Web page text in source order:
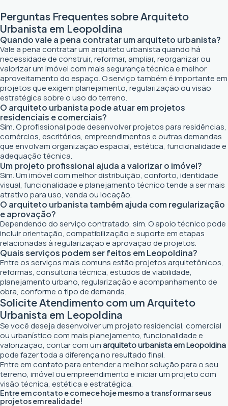
Perguntas Frequentes sobre Arquiteto
Urbanista em Leopoldina
Quando vale a pena contratar um arquiteto urbanista?
Vale a pena contratar um arquiteto urbanista quando há
necessidade de construir, reformar, ampliar, reorganizar ou
valorizar um imóvel com mais segurança técnica e melhor
aproveitamento do espaço. O serviço também é importante em
projetos que exigem planejamento, regularização ou visão
estratégica sobre o uso do terreno.
O arquiteto urbanista pode atuar em projetos
residenciais e comerciais?
Sim. O profissional pode desenvolver projetos para residências,
comércios, escritórios, empreendimentos e outras demandas
que envolvam organização espacial, estética, funcionalidade e
adequação técnica.
Um projeto profissional ajuda a valorizar o imóvel?
Sim. Um imóvel com melhor distribuição, conforto, identidade
visual, funcionalidade e planejamento técnico tende a ser mais
atrativo para uso, venda ou locação.
O arquiteto urbanista também ajuda com regularização
e aprovação?
Dependendo do serviço contratado, sim. O apoio técnico pode
incluir orientação, compatibilização e suporte em etapas
relacionadas à regularização e aprovação de projetos.
Quais serviços podem ser feitos em Leopoldina?
Entre os serviços mais comuns estão projetos arquitetônicos,
reformas, consultoria técnica, estudos de viabilidade,
planejamento urbano, regularização e acompanhamento de
obra, conforme o tipo de demanda.
Solicite Atendimento com um Arquiteto
Urbanista em Leopoldina
Se você deseja desenvolver um projeto residencial, comercial
ou urbanístico com mais planejamento, funcionalidade e
valorização, contar com umarquiteto urbanista em Leopoldina
pode fazer toda a diferença no resultado final.
Entre em contato para entender a melhor solução para o seu
terreno, imóvel ou empreendimento e iniciar um projeto com
visão técnica, estética e estratégica.
Entre em contato e comece hoje mesmo a transformar seus
projetos em realidade!